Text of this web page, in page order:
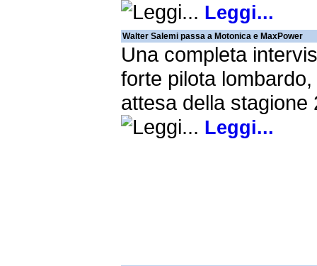
Leggi...
Walter Salemi passa a Motonica e MaxPower
Una completa
forte pilota lombardo,
attesa della stagione
Leggi...